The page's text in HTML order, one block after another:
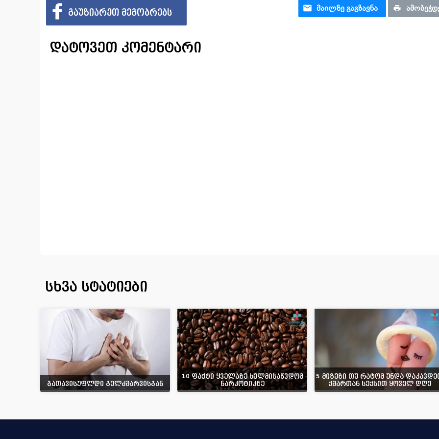
ᲒᲐᲣᲖᲘᲐᲠᲔᲗ ᲛᲔᲒᲝᲑᲠᲔᲑᲡ ᲛᲐᲘᲚᲖᲔ ᲒᲐᲒᲖᲐᲕᲜᲐ
დატოვეთ კომენტარი
სხვა სტატიები
გათავისუფლდი გულძმარვისგან
10 ფაქტი ყველაზე ხელმისაწვდომ
ნარკოტიკზე
5 მიზეზი თუ რატომ უნდა
ქმართან სექსით ყოველ დღე